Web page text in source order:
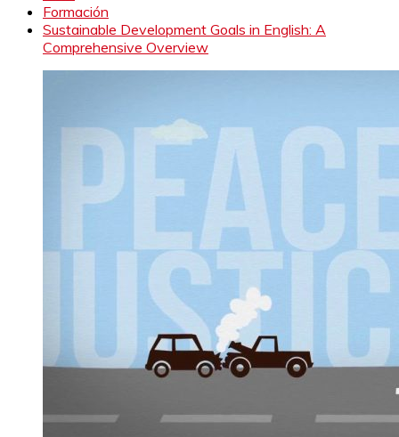
Formación
Sustainable Development Goals in English: A
Comprehensive Overview